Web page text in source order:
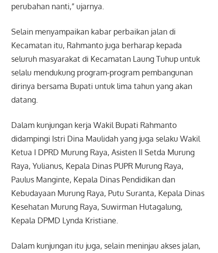
perubahan nanti,” ujarnya.
Selain menyampaikan kabar perbaikan jalan di
Kecamatan itu, Rahmanto juga berharap kepada
seluruh masyarakat di Kecamatan Laung Tuhup untuk
selalu mendukung program-program pembangunan
dirinya bersama Bupati untuk lima tahun yang akan
datang.
Dalam kunjungan kerja Wakil Bupati Rahmanto
didampingi Istri Dina Maulidah yang juga selaku Wakil
Ketua I DPRD Murung Raya, Asisten II Setda Murung
Raya, Yulianus, Kepala Dinas PUPR Murung Raya,
Paulus Manginte, Kepala Dinas Pendidikan dan
Kebudayaan Murung Raya, Putu Suranta, Kepala Dinas
Kesehatan Murung Raya, Suwirman Hutagalung,
Kepala DPMD Lynda Kristiane.
Dalam kunjungan itu juga, selain meninjau akses jalan,